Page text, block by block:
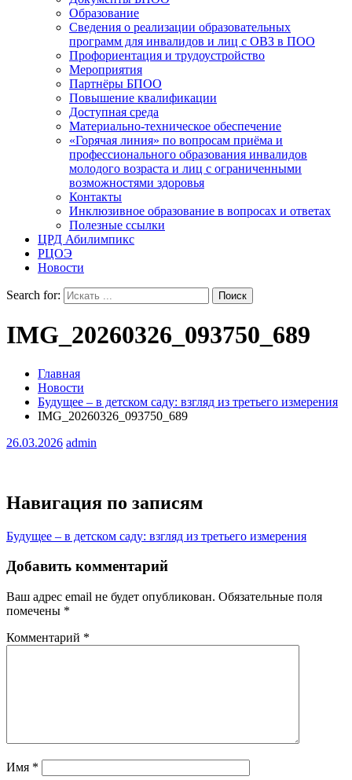
Образование
Сведения о реализации образовательных
программ для инвалидов и лиц с ОВЗ в ПОО
Профориентация и трудоустройство
Мероприятия
Партнёры БПОО
Повышение квалификации
Доступная среда
Материально-техническое обеспечение
«Горячая линия» по вопросам приёма и
профессионального образования инвалидов
молодого возраста и лиц с ограниченными
возможностями здоровья
Контакты
Инклюзивное образование в вопросах и ответах
Полезные ссылки
ЦРД Абилимпикс
РЦОЭ
Новости
Search for:
IMG_20260326_093750_689
Главная
Новости
Будущее – в детском саду: взгляд из третьего измерения
IMG_20260326_093750_689
26.03.2026 admin
Навигация по записям
Будущее – в детском саду: взгляд из третьего измерения
Добавить комментарий
Ваш адрес email не будет опубликован. Обязательные поля
помечены *
Комментарий *
Имя *